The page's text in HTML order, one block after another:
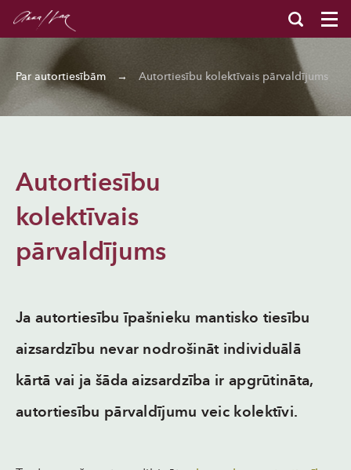
Par autortiesībām → Autortiesību kolektīvais pārvaldījums
Autortiesību
kolektīvais
pārvaldījums
Ja autortiesību īpašnieku mantisko tiesību
aizsardzību nevar nodrošināt individuālā
kārtā vai ja šāda aizsardzība ir apgrūtināta,
autortiesību pārvaldījumu veic kolektīvi.